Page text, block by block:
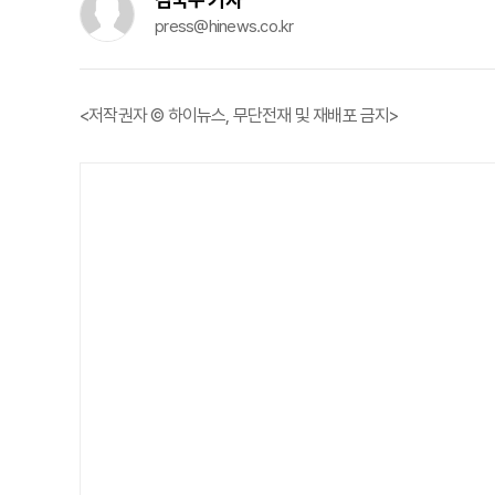
press@hinews.co.kr
<저작권자 © 하이뉴스, 무단전재 및 재배포 금지>